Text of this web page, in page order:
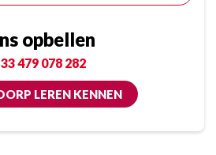
opbellen
479 078 282
LEREN KENNEN